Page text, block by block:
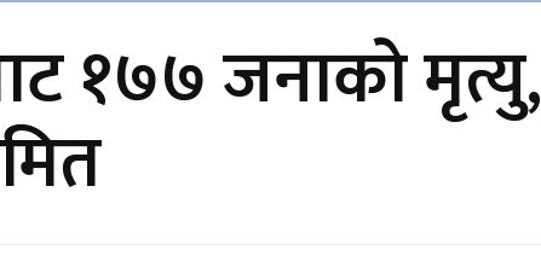
१७७ जनाको मृत्यु,